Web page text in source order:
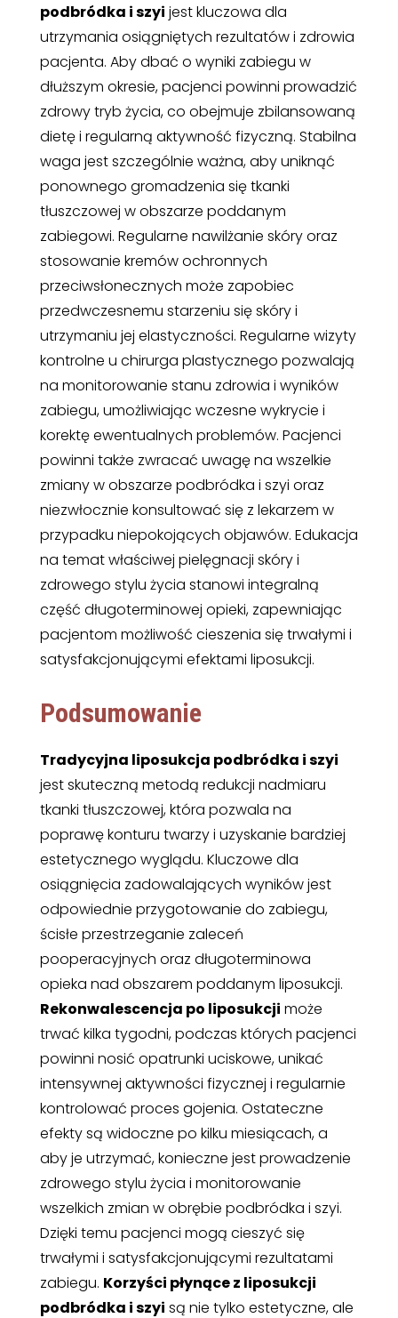
podbródka i szyi jest kluczowa dla
utrzymania osiągniętych rezultatów i zdrowia
pacjenta. Aby dbać o wyniki zabiegu w
dłuższym okresie, pacjenci powinni prowadzić
zdrowy tryb życia, co obejmuje zbilansowaną
dietę i regularną aktywność fizyczną. Stabilna
waga jest szczególnie ważna, aby uniknąć
ponownego gromadzenia się tkanki
tłuszczowej w obszarze poddanym
zabiegowi. Regularne nawilżanie skóry oraz
stosowanie kremów ochronnych
przeciwsłonecznych może zapobiec
przedwczesnemu starzeniu się skóry i
utrzymaniu jej elastyczności. Regularne wizyty
kontrolne u chirurga plastycznego pozwalają
na monitorowanie stanu zdrowia i wyników
zabiegu, umożliwiając wczesne wykrycie i
korektę ewentualnych problemów. Pacjenci
powinni także zwracać uwagę na wszelkie
zmiany w obszarze podbródka i szyi oraz
niezwłocznie konsultować się z lekarzem w
przypadku niepokojących objawów. Edukacja
na temat właściwej pielęgnacji skóry i
zdrowego stylu życia stanowi integralną
część długoterminowej opieki, zapewniając
pacjentom możliwość cieszenia się trwałymi i
satysfakcjonującymi efektami liposukcji.
Podsumowanie
Tradycyjna liposukcja podbródka i szyi
jest skuteczną metodą redukcji nadmiaru
tkanki tłuszczowej, która pozwala na
poprawę konturu twarzy i uzyskanie bardziej
estetycznego wyglądu. Kluczowe dla
osiągnięcia zadowalających wyników jest
odpowiednie przygotowanie do zabiegu,
ścisłe przestrzeganie zaleceń
pooperacyjnych oraz długoterminowa
opieka nad obszarem poddanym liposukcji.
Rekonwalescencja po liposukcji może
trwać kilka tygodni, podczas których pacjenci
powinni nosić opatrunki uciskowe, unikać
intensywnej aktywności fizycznej i regularnie
kontrolować proces gojenia. Ostateczne
efekty są widoczne po kilku miesiącach, a
aby je utrzymać, konieczne jest prowadzenie
zdrowego stylu życia i monitorowanie
wszelkich zmian w obrębie podbródka i szyi.
Dzięki temu pacjenci mogą cieszyć się
trwałymi i satysfakcjonującymi rezultatami
zabiegu. Korzyści płynące z liposukcji
podbródka i szyi są nie tylko estetyczne, ale